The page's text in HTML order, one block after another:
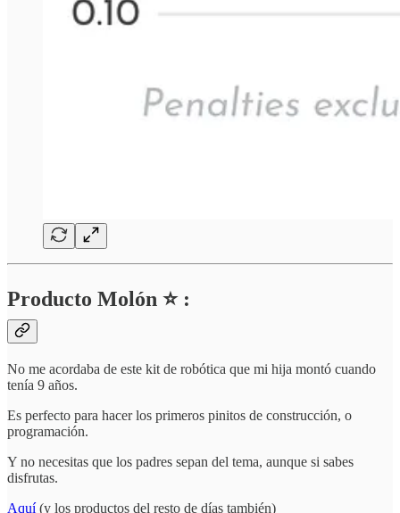
Producto Molón ⭐ :
No me acordaba de este kit de robótica que mi hija montó cuando
tenía 9 años.
Es perfecto para hacer los primeros pinitos de construcción, o
programación.
Y no necesitas que los padres sepan del tema, aunque si sabes
disfrutas.
Aquí(y los productos del resto de días también)